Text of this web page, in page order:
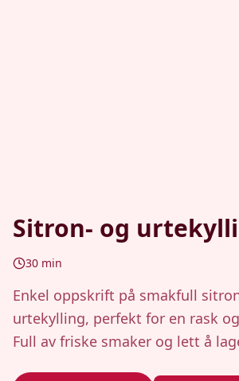
Sitron- og
30 min
Enkel oppskrift på smakfull
urtekylling, perfekt for en rask
Full av friske smaker og lett å